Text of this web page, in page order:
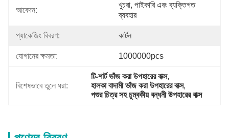
আবেদন:
খুচরা, পাইকারি এবং ব্যক্তিগত
ব্যবহার
প্যাকেজিং বিবরণ: কার্টন
যোগানের ক্ষমতা: 1000000pcs
বিশেষভাবে তুলে ধরা:
টি-শার্ট ভাঁজ করা উপহারের বাক্স,
হালকা বাদামী ভাঁজ করা উপহারের বাক্স,
পশুর চিত্র সহ চুম্বকীয় বন্ধনী উপহারের বাক্স